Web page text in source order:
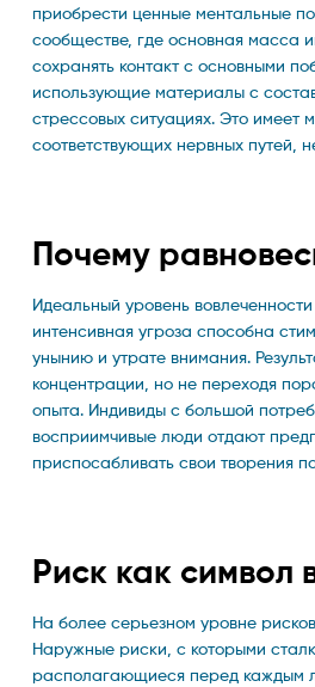
приобрести ценные ментальные
сообществе, где основная масса
сохранять контакт с основными
использующие материалы с
стрессовых ситуациях. Это имеет
соответствующих нервных путей,
Почему
Идеальный уровень
интенсивная угроза способна
унынию и утрате внимания.
концентрации, но не переходя
опыта. Индивиды с большой
восприимчивые люди отдают
приспосабливать свои творения
Риск как символ
На более серьезном уровне
Наружные риски, с которыми
располагающиеся перед каждым